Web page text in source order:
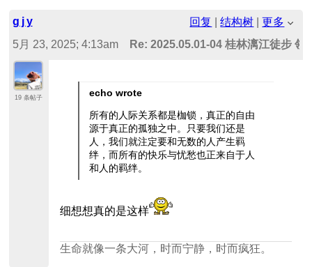
g j y 回复 |结构树 |更多
5月 23, 2025; 4:13am
Re: 2025.05.01-04 桂林漓江徒步 领
19 条帖子
echo wrote
所有的人际关系都是枷锁，真正的自由
源于真正的孤独之中。只要我们还是
人，我们就注定要和无数的人产生羁
绊，而所有的快乐与忧愁也正来自于人
和人的羁绊。
细想想真的是这样
生命就像一条大河，时而宁静，时而疯狂。